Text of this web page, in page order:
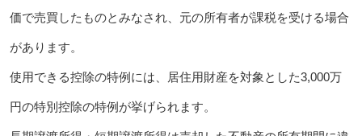
価で売買したものとみなされ、元の所有者が課税を受ける場合
があります。
使用できる控除の特例には、居住用財産を対象とした3,000万
円の特別控除の特例が挙げられます。